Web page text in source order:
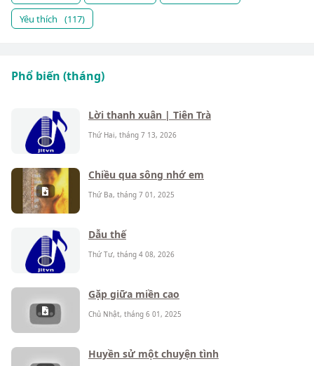
Yêu thích
(117)
Phổ biến (tháng)
Lời thanh xuân | Tiên Trà
Thứ Hai, tháng 7 13, 2026
Chiều qua sông nhớ em
Thứ Ba, tháng 7 01, 2025
Dẫu thế
Thứ Tư, tháng 4 08, 2026
Gặp giữa miền cao
Chủ Nhật, tháng 6 01, 2025
Huyền sử một chuyện tình